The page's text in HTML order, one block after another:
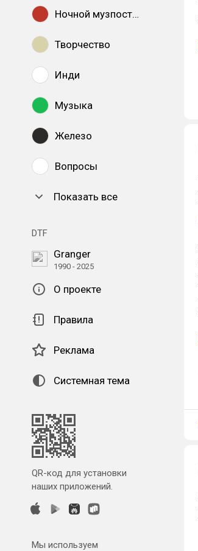
Ночной музпостинг
Творчество
Инди
Музыка
Железо
Вопросы
Показать все
DTF
Granger
1990 - 2025
О проекте
Правила
Реклама
Системная тема
QR-код для установки
наших приложений.
Мы используем